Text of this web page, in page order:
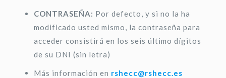
CONTRASEÑA: Por defecto, y si no la ha
modificado usted mismo, la contraseña para
acceder consistirá en los seis último dígitos
de su DNI (sin letra)
Más información en rshecc@rshecc.es